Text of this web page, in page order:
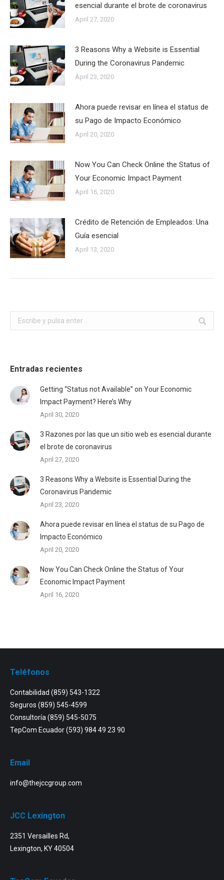
esencial durante el brote de coronavirus
April 27, 2020
3 Reasons Why a Website is Essential
During the Coronavirus Pandemic
April 23, 2020
Ahora puede revisar en línea el status de
su Pago de Impacto Económico
April 20, 2020
Now You Can Check Online the Status of
Your Economic Impact Payment
April 16, 2020
Crédito de Retención de Empleados: Una
Guía esencial
April 13, 2020
Buscar:
Entradas recientes
Getting “Status not Available” on Your Economic
Impact Payment? Here’s Why
April 30, 2020
3 Razones por las que un sitio web es esencial durante
el brote de coronavirus
April 27, 2020
3 Reasons Why a Website is Essential During the
Coronavirus Pandemic
April 23, 2020
Ahora puede revisar en línea el status de su Pago de
Impacto Económico
April 20, 2020
Now You Can Check Online the Status of Your
Economic Impact Payment
April 16, 2020
Teléfonos
Contabilidad (859) 543-1322
Seguros (859) 545-4599
Consultoría (859) 545-5075
TepCom Ecuador(593) 984 49 23 90
Email
info@thejccgroup.com
JCC Lexington
2351 Versailles Rd,
Lexington, KY 40504